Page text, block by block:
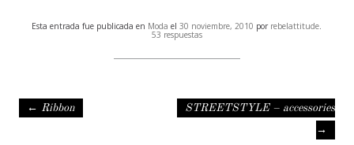
Esta entrada fue publicada en Moda el30 noviembre, 2010 por rebelattitude
53 respuestas
Navegación de entradas
← Ribbon
STREETSTYLE – accessories
→